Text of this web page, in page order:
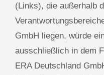
(Links), die außerhalb
GmbH liegen, würde
ausschließlich in dem
ERA Deutschland